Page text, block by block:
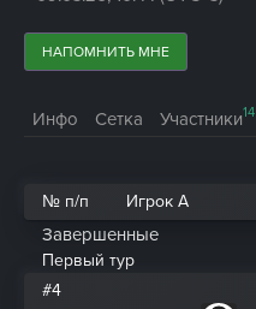
НАПОМНИТЬ МНЕ
Инфо Сетка Участники14
№ п/п Игрок A
Завершенные
Первый тур
#4